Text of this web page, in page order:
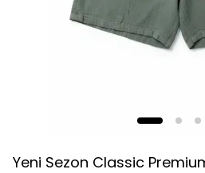
Yeni Sezon Classic